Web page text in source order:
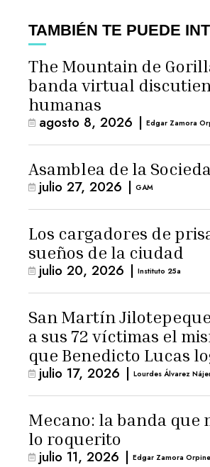
TAMBIÉN TE PUEDE
The Mountain de
banda virtual
humanas
agosto 8, 2026 | Edgar Zamora
Asamblea de la
julio 27, 2026 | GAM
Los cargadores de
sueños de la ciudad
julio 20, 2026 | Instituto 25a
San Martín
a sus 72 víctimas el
que Benedicto Lucas
arresto domiciliario
julio 17, 2026 | Lourdes Álvarez
Mecano: la banda que
lo roquerito
julio 11, 2026 | Edgar Zamora